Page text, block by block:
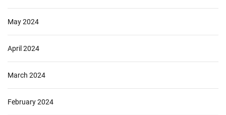
May 2024
April 2024
March 2024
February 2024